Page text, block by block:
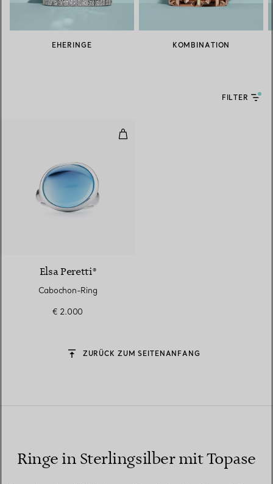
EHERINGE KOMBINATION
FILTER
Cabochon-Ring
Elsa Peretti®
Cabochon-Ring
€ 2.000
ZURÜCK ZUM SEITENANFANG
Ringe in Sterlingsilber mit Topase